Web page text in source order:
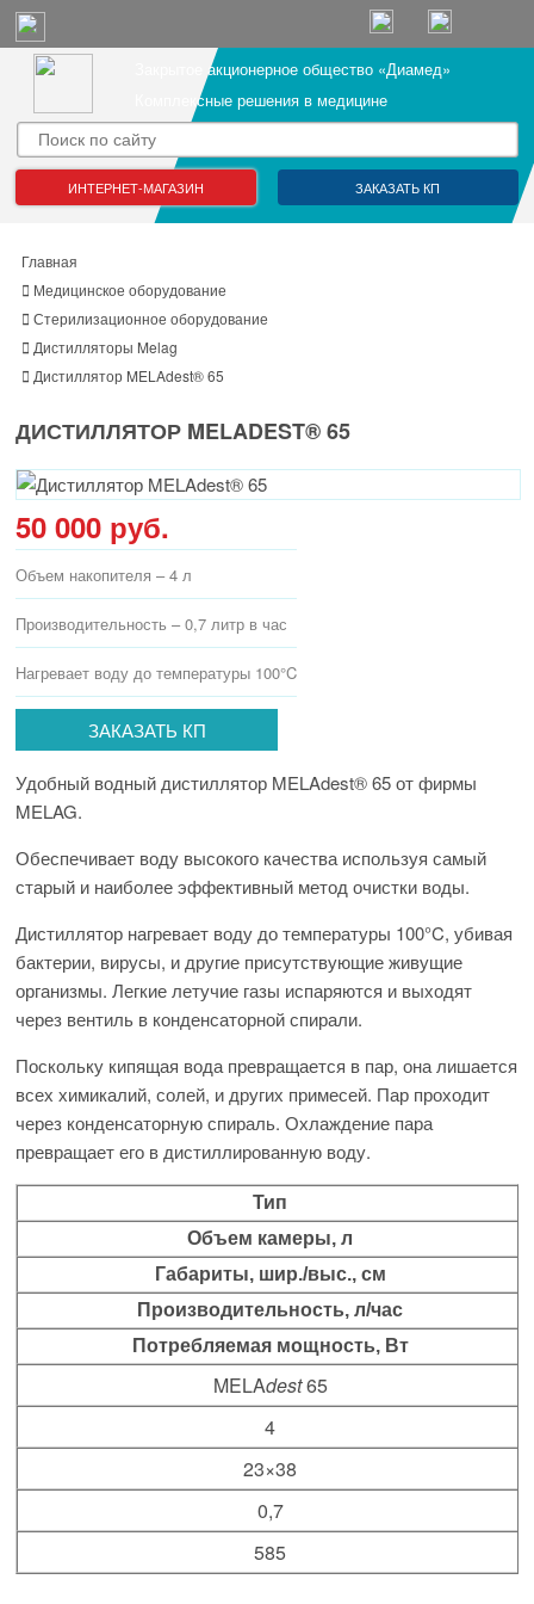
Закрытое акционерное общество «Диамед»
Комплексные решения в медицине
ИНТЕРНЕТ-МАГАЗИН ЗАКАЗАТЬ КП
Главная
Медицинское оборудование
Стерилизационное оборудование
Дистилляторы Melag
Дистиллятор MELAdest® 65
ДИСТИЛЛЯТОР MELADEST® 65
50 000 руб.
Объем накопителя – 4 л
Производительность – 0,7 литр в час
Нагревает воду до температуры 100°C
ЗАКАЗАТЬ КП
Удобный водный дистиллятор MELAdest® 65 от фирмы
MELAG.
Обеспечивает воду высокого качества используя самый
старый и наиболее эффективный метод очистки воды.
Дистиллятор нагревает воду до температуры 100°C, убивая
бактерии, вирусы, и другие присутствующие живущие
организмы. Легкие летучие газы испаряются и выходят
через вентиль в конденсаторной спирали.
Поскольку кипящая вода превращается в пар, она лишается
всех химикалий, солей, и других примесей. Пар проходит
через конденсаторную спираль. Охлаждение пара
превращает его в дистиллированную воду.
Тип
Объем камеры, л
Габариты, шир./выс., см
Производительность, л/час
Потребляемая мощность, Вт
MELAdest65
4
23×38
0,7
585